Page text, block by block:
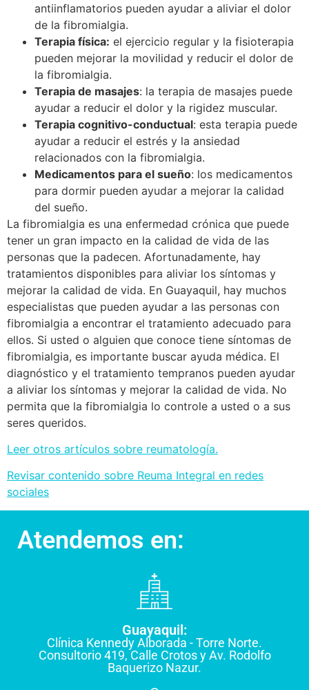
antiinflamatorios pueden ayudar a aliviar el dolor
de la fibromialgia.
Terapia física: el ejercicio regular y la fisioterapia
pueden mejorar la movilidad y reducir el dolor de
la fibromialgia.
Terapia de masajes: la terapia de masajes puede
ayudar a reducir el dolor y la rigidez muscular.
Terapia cognitivo-conductual: esta terapia puede
ayudar a reducir el estrés y la ansiedad
relacionados con la fibromialgia.
Medicamentos para el sueño: los medicamentos
para dormir pueden ayudar a mejorar la calidad
del sueño.
La fibromialgia es una enfermedad crónica que puede
tener un gran impacto en la calidad de vida de las
personas que la padecen. Afortunadamente, hay
tratamientos disponibles para aliviar los síntomas y
mejorar la calidad de vida. En Guayaquil, hay muchos
especialistas que pueden ayudar a las personas con
fibromialgia a encontrar el tratamiento adecuado para
ellos. Si usted o alguien que conoce tiene síntomas de
fibromialgia, es importante buscar ayuda médica. El
diagnóstico y el tratamiento tempranos pueden ayudar
a aliviar los síntomas y mejorar la calidad de vida. No
permita que la fibromialgia lo controle a usted o a sus
seres queridos.
Leer otros artículos sobre reumatología.
Revisar contenido sobre Reuma Integral en redes
sociales
Atendemos en:
Guayaquil:
Clínica Kennedy Alborada - Torre Norte.
Consultorio 419, Calle Crotos y Av. Rodolfo
Baquerizo Nazur.